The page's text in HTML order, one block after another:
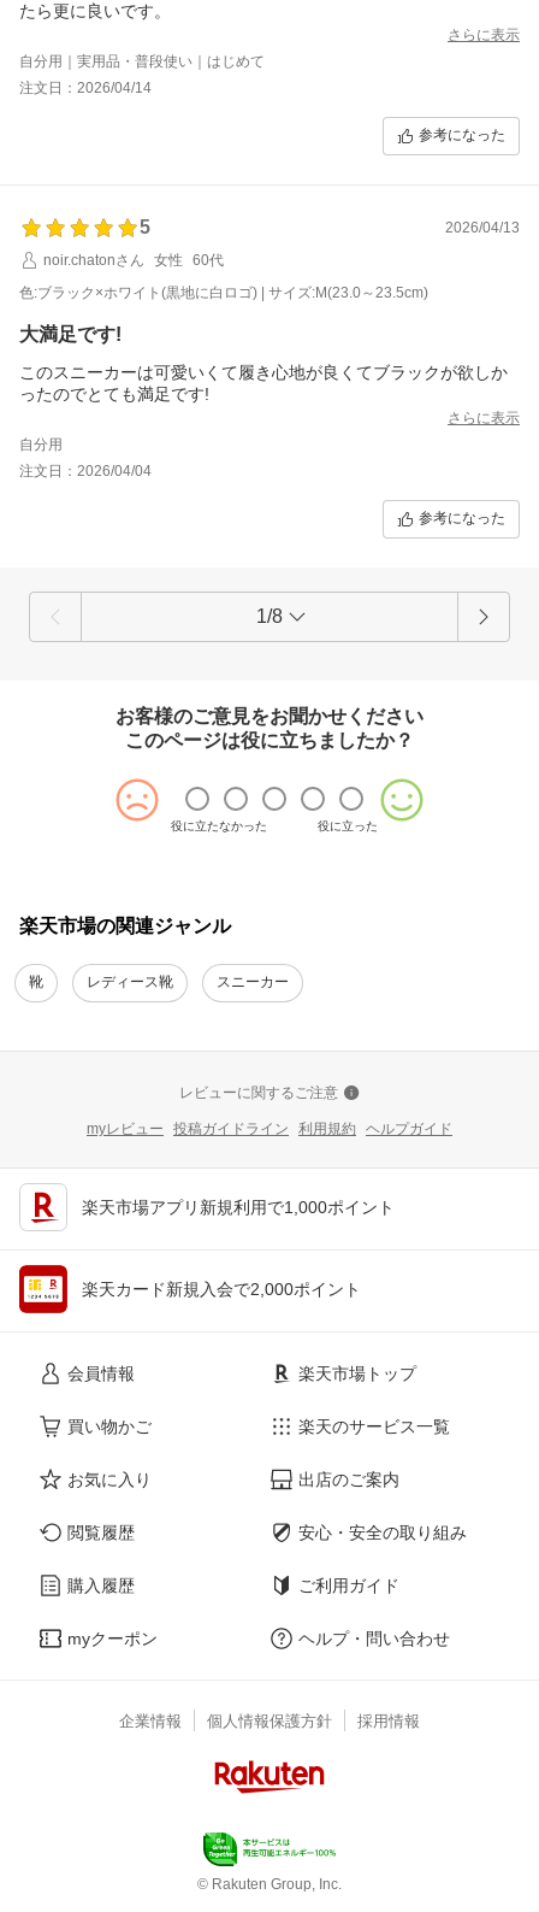
さらに表示
自分用｜実用品・普段使い｜はじめて
注文日：2026/04/14
参考になった
5
2026/04/13
noir.chatonさん
女性
60代
色:ブラック×ホワイト(黒地に白ロゴ) | サイズ:M(23.0～23.5cm)
大満足です!
このスニーカーは可愛いくて履き心地が良くてブラックが欲しか
ったのでとても満足です!
さらに表示
自分用
注文日：2026/04/04
参考になった
1/8
お客様のご意見をお聞かせください
このページは役に立ちましたか？
役に立たなかった 役に立った
楽天市場の関連ジャンル
靴 レディース靴 スニーカー
レビューに関するご注意
myレビュー 投稿ガイドライン 利用規約 ヘルプガイド
楽天市場アプリ新規利用で1,000ポイント
楽天カード新規入会で2,000ポイント
会員情報
買い物かご
お気に入り
閲覧履歴
購入履歴
myクーポン
楽天市場トップ
楽天のサービス一覧
出店のご案内
安心・安全の取り組み
ご利用ガイド
ヘルプ・問い合わせ
企業情報 個人情報保護方針 採用情報
© Rakuten Group, Inc.